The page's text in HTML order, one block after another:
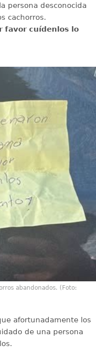
persona desconocida
cachorros.
favor cuídenlos lo
abandonados. (Foto:
afortunadamente los
de una persona